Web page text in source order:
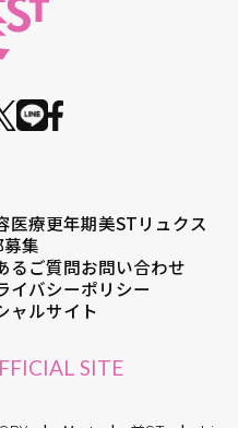
医療更年期美STリュクス
集
るご質問お問い合わせ
イバシーポリシー
ャルサイト
SITE